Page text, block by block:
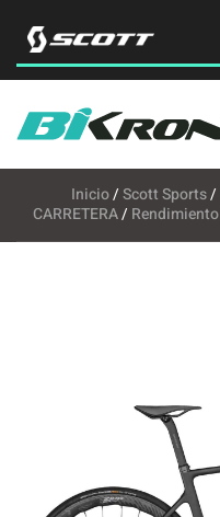
Inicio/Scott Sports/
CARRETERA/ Rendimiento